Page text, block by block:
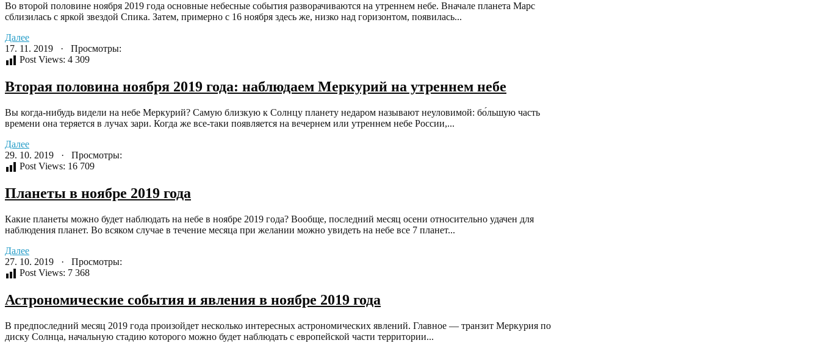
Во второй половине ноября 2019 года основные небесные события разворачиваются на утреннем небе. Вначале планета Марс
сблизилась с яркой звездой Спика. Затем, примерно с 16 ноября здесь же, низко над горизонтом, появилась...
Далее
17. 11. 2019 · Просмотры:
Post Views: 4 309
Вторая половина ноября 2019 года: наблюдаем Меркурий на утреннем небе
Вы когда-нибудь видели на небе Меркурий? Самую близкую к Солнцу планету недаром называют неуловимой: бо́льшую часть
времени она теряется в лучах зари. Когда же все-таки появляется на вечернем или утреннем небе России,...
Далее
29. 10. 2019 · Просмотры:
Post Views: 16 709
Планеты в ноябре 2019 года
Какие планеты можно будет наблюдать на небе в ноябре 2019 года? Вообще, последний месяц осени относительно удачен для
наблюдения планет. Во всяком случае в течение месяца при желании можно увидеть на небе все 7 планет...
Далее
27. 10. 2019 · Просмотры:
Post Views: 7 368
Астрономические события и явления в ноябре 2019 года
В предпоследний месяц 2019 года произойдет несколько интересных астрономических явлений. Главное — транзит Меркурия по
диску Солнца, начальную стадию которого можно будет наблюдать с европейской части территории...